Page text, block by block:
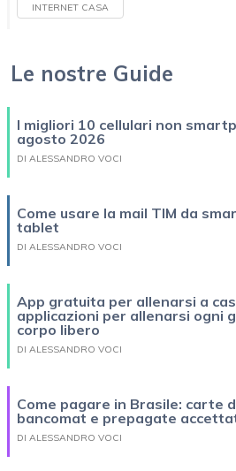
INTERNET CASA
Le nostre Guide
I migliori 10 cellulari non
agosto 2026
DI ALESSANDRO VOCI
Come usare la mail TIM da
tablet
DI ALESSANDRO VOCI
App gratuita per allenarsi a
applicazioni per allenarsi ogni
corpo libero
DI ALESSANDRO VOCI
Come pagare in Brasile: carte
bancomat e prepagate
DI ALESSANDRO VOCI